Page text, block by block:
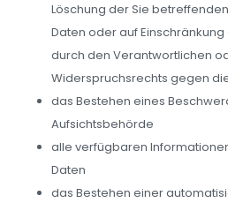
Löschung der Sie
Daten oder auf
durch den Verantwortlichen
Widerspruchsrechts gegen
das Bestehen eines
Aufsichtsbehörde
alle verfügbaren
Daten
das Bestehen einer